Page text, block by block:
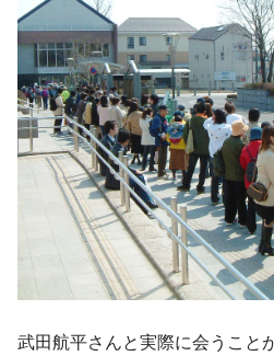
武田航平さんと実際に会うこと